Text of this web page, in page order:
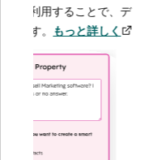
用することで、デ
もっと詳しく